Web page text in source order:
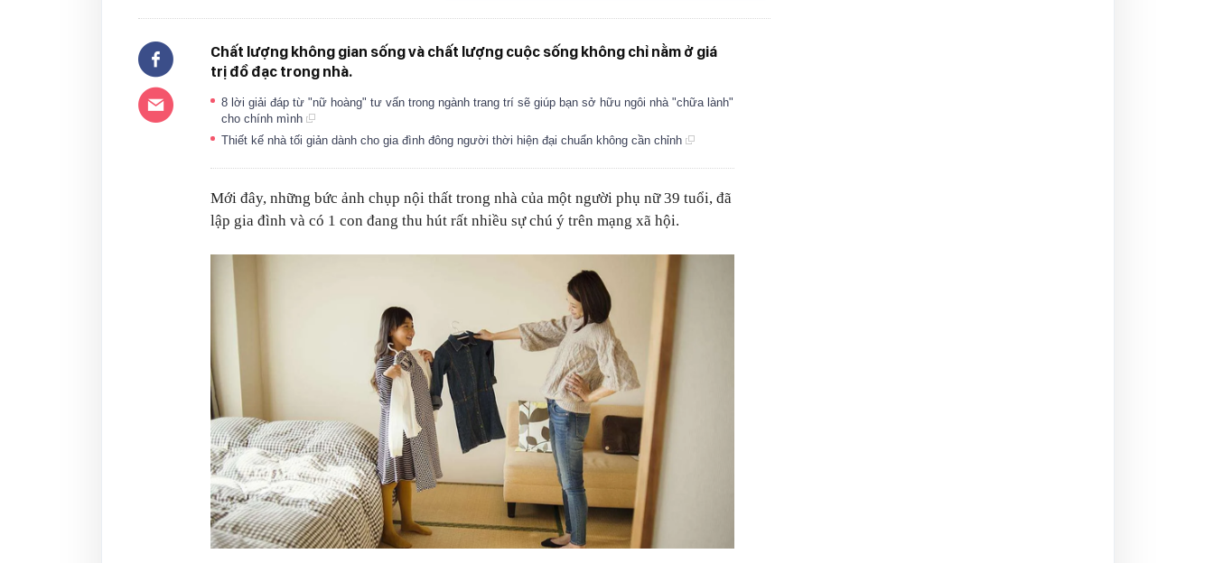
Chất lượng không gian sống và chất lượng cuộc sống không chỉ nằm ở giá
trị đồ đạc trong nhà.
8 lời giải đáp từ "nữ hoàng" tư vấn trong ngành trang trí sẽ giúp bạn sở hữu ngôi nhà "chữa lành"
cho chính mình
Thiết kế nhà tối giản dành cho gia đình đông người thời hiện đại chuẩn không cần chỉnh
Mới đây, những bức ảnh chụp nội thất trong nhà của một người phụ nữ 39 tuổi, đã
lập gia đình và có 1 con đang thu hút rất nhiều sự chú ý trên mạng xã hội.